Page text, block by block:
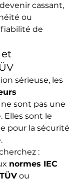
cassant,
ou
de
et
sérieuse, les
ne sont pas une
Elles sont le
pour la sécurité
:
normes IEC
ou